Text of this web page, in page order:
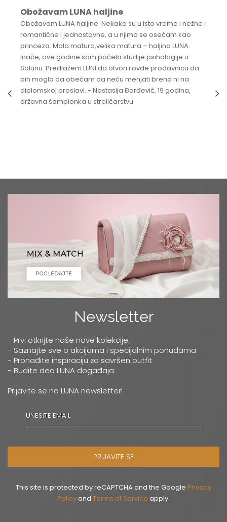
Obožavam LUNA haljine
Obožavam LUNA haljine. Nekako su u isto vreme i nežne i
romantične i jednostavne, a u njima se osećam kao
princeza. Mala matura,velika matura – haljina LUNA.
Inače, ove godine sam počela studije psihologije u
Solunu. Predlažem LUNI da otvori i ovde prodavnicu da
bih mogla da obećam da neću menjati brend ni na
diplomskoj proslavi. - Nastasija Đorđević, 19 godina,
državna šampionka u streličarstvu
Newsletter
- Prvi otkrijte naše nove kolekcije
- Saznajte sve o akcijama i specijalnim ponudama
- Pronađite inspiraciju za savršen outfit
- Budite deo LUNA događaja
Prijavite se na LUNA newsletter!
PRIJAVITE SE
This site is protected by reCAPTCHA and the Google Privacy
Policyand Terms of Service apply.